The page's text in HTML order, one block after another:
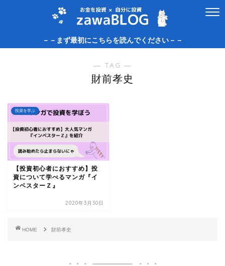
－－まず最初にこちらを読んでください－－
― TAG ―
財前孝史
投資を学ぶ
【投資初心者におすすめ】投
資について学べるマンガ『イ
ンベスターＺ』
2020年3月30日
HOME 財前孝史